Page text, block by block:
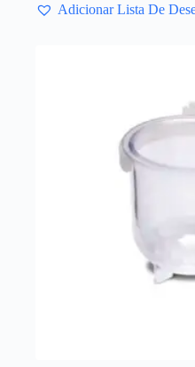
Adicionar Lista De